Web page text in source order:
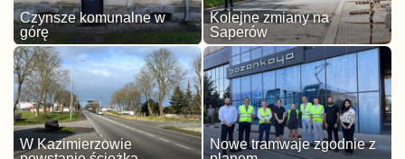
Czynsze komunalne w
górę
Kolejne zmiany na
Saperów
W Kazimierzowie
Nowe tramwaje zgodnie z